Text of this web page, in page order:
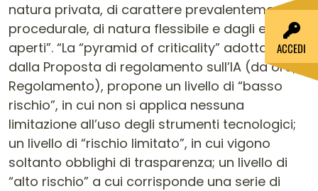
natura privata, di carattere prevalentemente
procedurale, di natura flessibile e dagli esiti
aperti”. “La “pyramid of criticality” adottata
dalla Proposta di regolamento sull’IA (da ora, il
Regolamento), propone un livello di “basso
rischio”, in cui non si applica nessuna
limitazione all’uso degli strumenti tecnologici;
un livello di “rischio limitato”, in cui vigono
soltanto obblighi di trasparenza; un livello di
“alto rischio” a cui corrisponde una serie di
ACCEDI